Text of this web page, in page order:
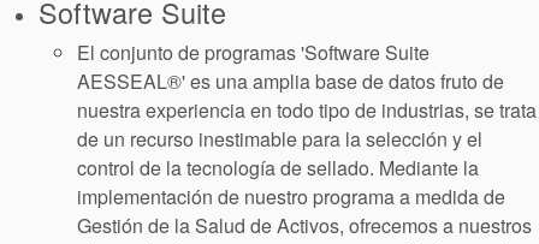
Certificaciones y
estándares
Contacto
Portal-cliente
Localizaciones
Noticias
Software Suite
El conjunto de programas 'Software Suite
AESSEAL®' es una amplia base de datos fruto de
nuestra experiencia en todo tipo de industrias, se trata
de un recurso inestimable para la selección y el
control de la tecnología de sellado. Mediante la
implementación de nuestro programa a medida de
Gestión de la Salud de Activos, ofrecemos a nuestros